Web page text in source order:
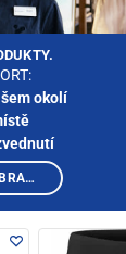
okolí
VYBRAT PRODEJNU A ZOBRAZIT PRODUKTY